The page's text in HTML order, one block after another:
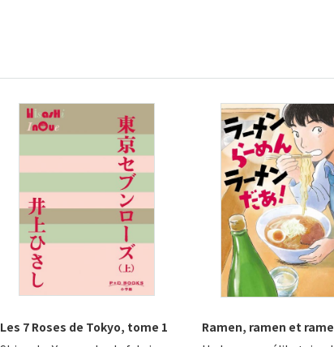
Les 7 Roses de Tokyo, tome 1
Ramen, ramen et